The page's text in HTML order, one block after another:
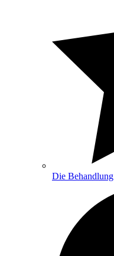
Die Behandlung